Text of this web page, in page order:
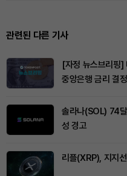
관련된 다른 기사
[자정 뉴스브리핑
중앙은행 금리 결
솔라나(SOL) 74
성 경고
리플(XRP), 지지